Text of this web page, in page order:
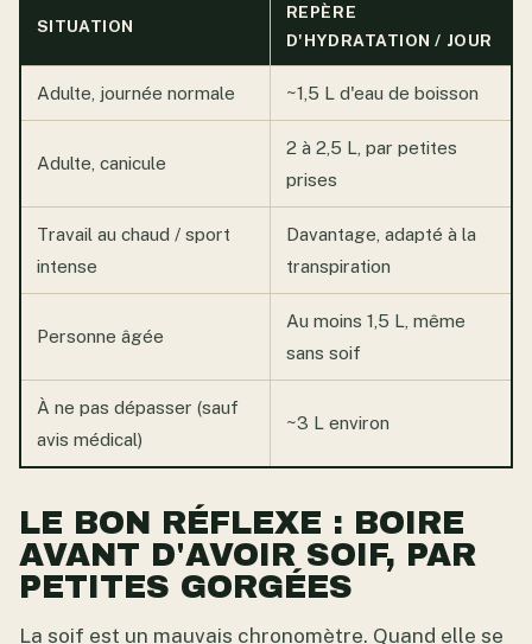
SITUATION
REPÈRE
D'HYDRATATION / JOUR
Adulte, journée normale ~1,5 L d'eau de boisson
Adulte, canicule
2 à 2,5 L, par petites
prises
Travail au chaud / sport
intense
Davantage, adapté à la
transpiration
Personne âgée
Au moins 1,5 L, même
sans soif
À ne pas dépasser (sauf
avis médical)
~3 L environ
LE BON RÉFLEXE : BOIRE
AVANT D'AVOIR SOIF, PAR
PETITES GORGÉES
La soif est un mauvais chronomètre. Quand elle se